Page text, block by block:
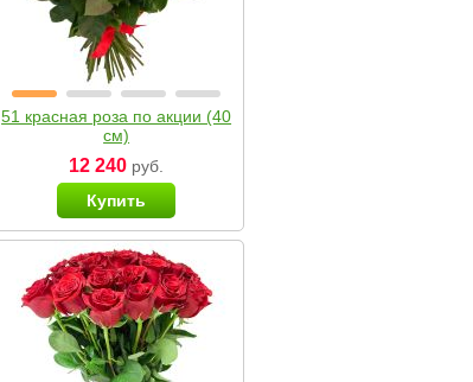
51 красная роза по акции (40
см)
12 240 руб.
Купить